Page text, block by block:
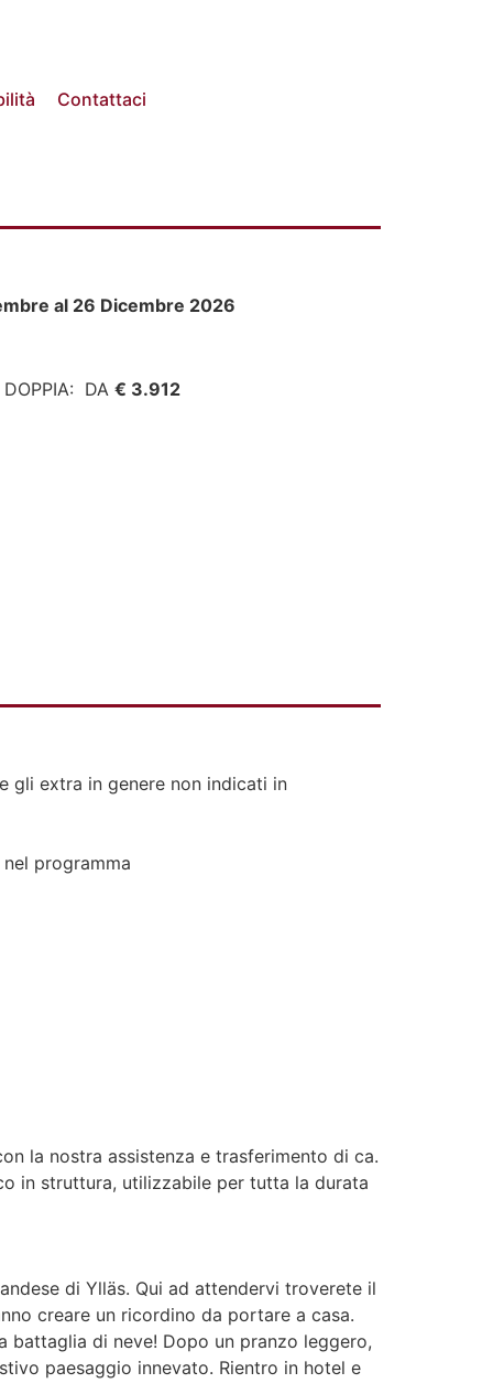
Contattaci
al 26 Dicembre 2026
DOPPIA: DA€ 3.912
gli extra in genere non indicati in
programma
la nostra assistenza e trasferimento di ca.
in struttura, utilizzabile per tutta la durata
di Ylläs. Qui ad attendervi troverete il
creare un ricordino da portare a casa.
battaglia di neve! Dopo un pranzo leggero,
paesaggio innevato. Rientro in hotel e